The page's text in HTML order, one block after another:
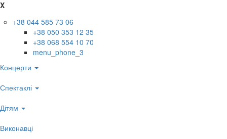
X
+38 044 585 73 06
+38 050 353 12 35
+38 068 554 10 70
menu_phone_3
Концерти
Спектаклі
Дітям
Виконавці